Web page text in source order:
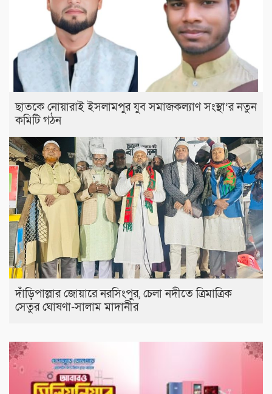
ছাতকে নোয়ারাই ইসলামপুর যুব সমাজকল্যাণ সংস্থা’র নতুন
কমিটি গঠন
দাঁড়িপাল্লার জোয়ারে নরসিংপুর, চেলা নদীতে ত্রিমাত্রিক
সেতুর ঘোষণা-সালাম মাদানীর